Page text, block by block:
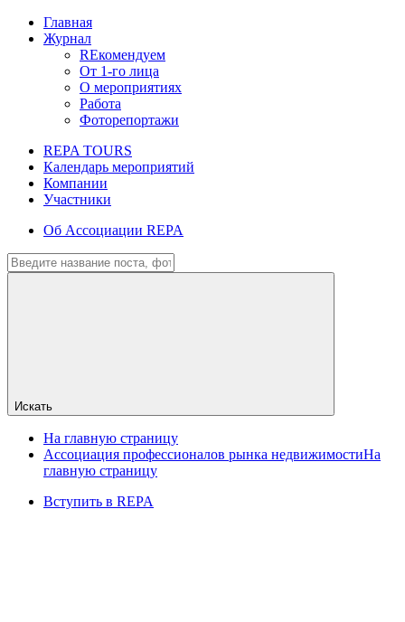
Главная
Журнал
REкомендуем
От 1-го лица
О мероприятиях
Работа
Фоторепортажи
REPA TOURS
Календарь мероприятий
Компании
Участники
Об Ассоциации REPA
Искать
На главную страницу
Ассоциация профессионалов рынка недвижимостиНа
главную страницу
Вступить в REPA